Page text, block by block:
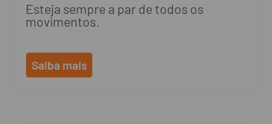
Esteja sempre a par de todos os
movimentos.
Saiba mais